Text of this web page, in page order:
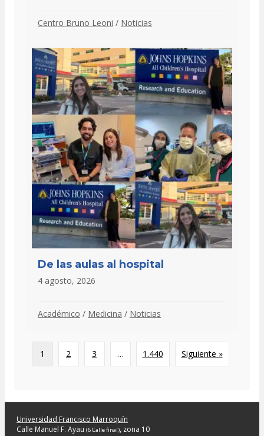
Centro Bruno Leoni / Noticias
De las aulas al hospital
4 agosto, 2026
Académico / Medicina / Noticias
1 2 3 … 1.440 Siguiente »
Universidad Francisco Marroquín
Calle Manuel F. Ayau (6 Calle final), zona 10